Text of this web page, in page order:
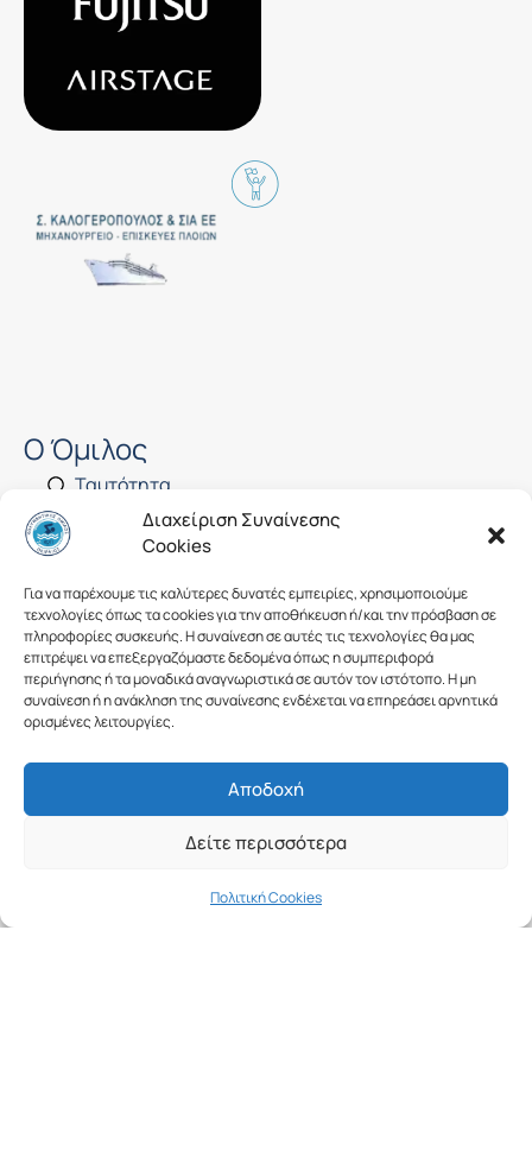
Διαχείριση Συναίνεσης
Cookies
Για να παρέχουμε τις καλύτερες δυνατές εμπειρίες, χρησιμοποιούμε
τεχνολογίες όπως τα cookies για την αποθήκευση ή/και την πρόσβαση σε
πληροφορίες συσκευής. Η συναίνεση σε αυτές τις τεχνολογίες θα μας
επιτρέψει να επεξεργαζόμαστε δεδομένα όπως η συμπεριφορά
περιήγησης ή τα μοναδικά αναγνωριστικά σε αυτόν τον ιστότοπο. Η μη
συναίνεση ή η ανάκληση της συναίνεσης ενδέχεται να επηρεάσει αρνητικά
ορισμένες λειτουργίες.
Αποδοχή
Δείτε περισσότερα
Πολιτική Cookies
Ο Όμιλος
Ταυτότητα
Αποστολή
Σύστημα Αξιών​
Τμήματα
Αγωνιστικό Τμήμα
Προαγωνιστικό Τμήμα
Νομικά
Πολιτική Απορρήτου